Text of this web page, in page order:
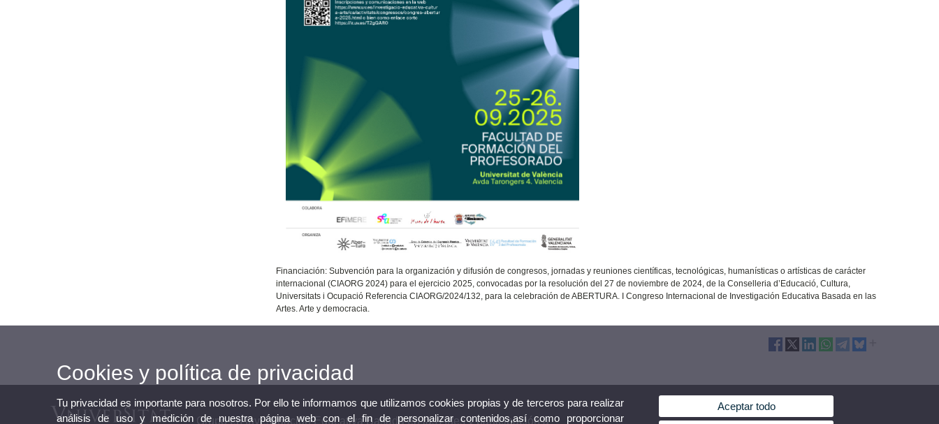
Financiación: Subvención para la organización y difusión de congresos, jornadas y reuniones científicas, tecnológicas, humanísticas o artísticas de carácter
internacional (CIAORG 2024) para el ejercicio 2025, convocadas por la resolución del 27 de noviembre de 2024, de la Conselleria d’Educació, Cultura,
Universitats i Ocupació Referencia CIAORG/2024/132, para la celebración de ABERTURA. I Congreso Internacional de Investigación Educativa Basada en las
Artes. Arte y democracia.
Grupo en Investigación Educativa Basada en las Artes y participación a
Cookies y política de privacidad
Tu privacidad es importante para nosotros. Por ello te informamos que utilizamos cookies propias y de terceros para realizar
análisis de uso y medición de nuestra página web con el fin de personalizar contenidos,así como proporcionar
Aceptar todo